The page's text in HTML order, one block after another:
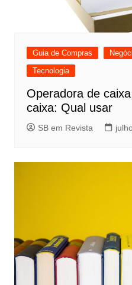
Guia de Compras
Tecnologia
Operadora de
caixa: Qual usar
SB em Revista